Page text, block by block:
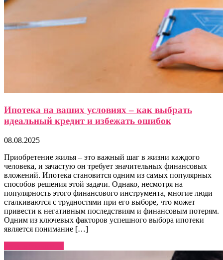
Ипотека на ваших условиях – как выбрать
идеальный кредит и избежать ошибок
08.08.2025
Приобретение жилья – это важный шаг в жизни каждого
человека, и зачастую он требует значительных финансовых
вложений. Ипотека становится одним из самых популярных
способов решения этой задачи. Однако, несмотря на
популярность этого финансового инструмента, многие люди
сталкиваются с трудностями при его выборе, что может
привести к негативным последствиям и финансовым потерям.
Одним из ключевых факторов успешного выбора ипотеки
является понимание […]